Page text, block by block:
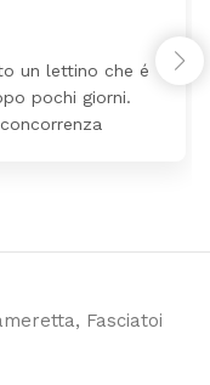
un lettino che é
pochi giorni.
, Fasciatoi